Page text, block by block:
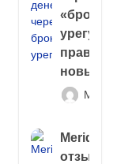
правда
новый